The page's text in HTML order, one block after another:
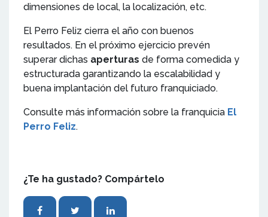
dimensiones de local, la localización, etc.
El Perro Feliz cierra el año con buenos
resultados. En el próximo ejercicio prevén
superar dichas aperturas de forma comedida y
estructurada garantizando la escalabilidad y
buena implantación del futuro franquiciado.
Consulte más información sobre la franquicia El
Perro Feliz.
¿Te ha gustado? Compártelo